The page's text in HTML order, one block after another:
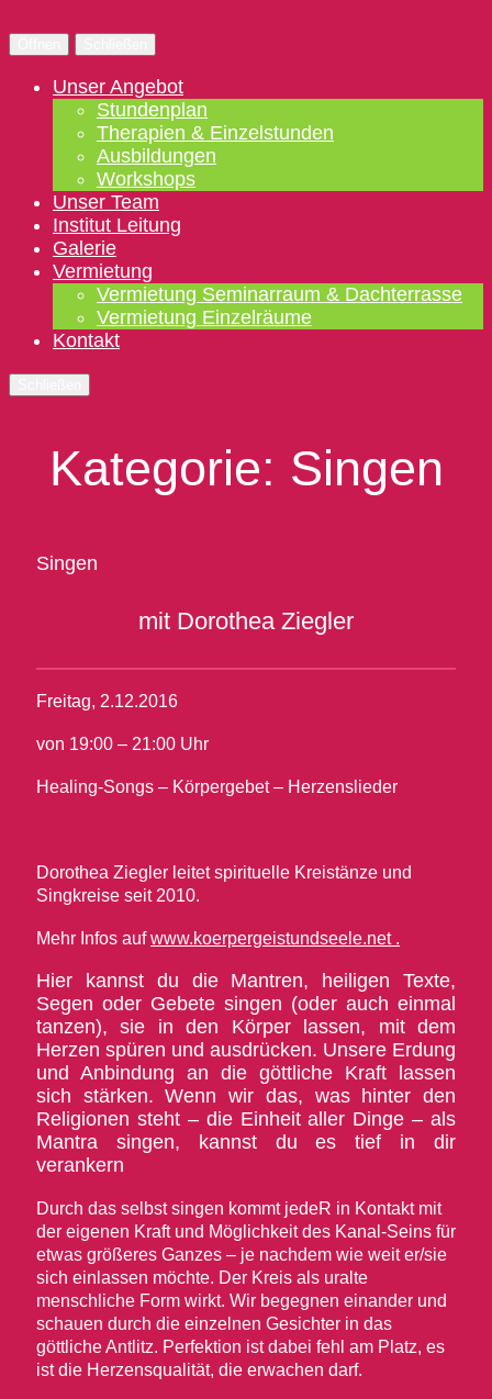
Unser Angebot
Stundenplan
Therapien & Einzelstunden
Ausbildungen
Workshops
Unser Team
Institut Leitung
Galerie
Vermietung
Vermietung Seminarraum & Dachterrasse
Vermietung Einzelräume
Kontakt
Kategorie: Singen
Singen
mit Dorothea Ziegler
Freitag, 2.12.2016
von 19:00 – 21:00 Uhr
Healing-Songs – Körpergebet – Herzenslieder
Dorothea Ziegler leitet spirituelle Kreistänze und
Singkreise seit 2010.
Mehr Infos aufwww.koerpergeistundseele.net .
Hier kannst du die Mantren, heiligen Texte,
Segen oder Gebete singen (oder auch einmal
tanzen), sie in den Körper lassen, mit dem
Herzen spüren und ausdrücken. Unsere Erdung
und Anbindung an die göttliche Kraft lassen
sich stärken. Wenn wir das, was hinter den
Religionen steht – die Einheit aller Dinge – als
Mantra singen, kannst du es tief in dir
verankern
Durch das selbst singen kommt jedeR in Kontakt mit
der eigenen Kraft und Möglichkeit des Kanal-Seins für
etwas größeres Ganzes – je nachdem wie weit er/sie
sich einlassen möchte. Der Kreis als uralte
menschliche Form wirkt. Wir begegnen einander und
schauen durch die einzelnen Gesichter in das
göttliche Antlitz. Perfektion ist dabei fehl am Platz, es
ist die Herzensqualität, die erwachen darf.